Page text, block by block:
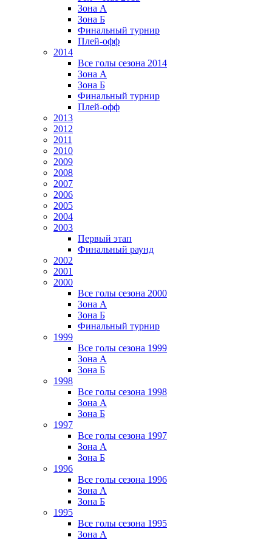
Зона А
Зона Б
Финальный турнир
Плей-офф
2014
Все голы сезона 2014
Зона А
Зона Б
Финальный турнир
Плей-офф
2013
2012
2011
2010
2009
2008
2007
2006
2005
2004
2003
Первый этап
Финальный раунд
2002
2001
2000
Все голы сезона 2000
Зона А
Зона Б
Финальный турнир
1999
Все голы сезона 1999
Зона А
Зона Б
1998
Все голы сезона 1998
Зона А
Зона Б
1997
Все голы сезона 1997
Зона А
Зона Б
1996
Все голы сезона 1996
Зона А
Зона Б
1995
Все голы сезона 1995
Зона А